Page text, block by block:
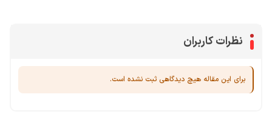
نظرات کاربران
برای این مقاله هیچ دیدگاهی ثبت نشده است.